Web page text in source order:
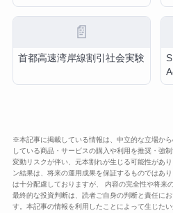
📄
首都高速湾岸線割引社会実験
※本記事に掲載している情報は、中立的な立場か
している商品・サービスの購入や利用を推奨・強
変動リスクが伴い、元本割れが生じる可能性があ
ン結果は、将来の運用成果を保証するものではあ
は十分配慮しておりますが、 内容の完全性や将来
最終的な投資判断は、読者ご自身の判断と責任に
す。本記事の情報を利用したことによって生じた